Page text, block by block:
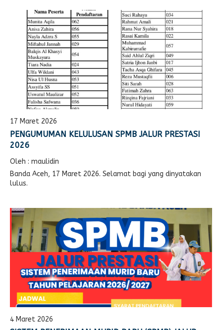
17 Maret 2026
PENGUMUMAN KELULUSAN SPMB JALUR PRESTASI
2026
Oleh : maulidin
Banda Aceh, 17 Maret 2026. Selamat bagi yang dinyatakan
lulus.
4 Maret 2026